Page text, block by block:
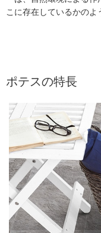
こに存在しているかのよ
ポテスの特長